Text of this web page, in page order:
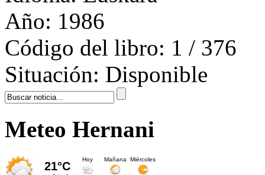
Año: 1986
Código del libro: 1 / 376
Situación: Disponible
Meteo Hernani